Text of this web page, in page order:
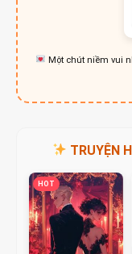
Một chút niềm vui
TRUYỆN
HOT